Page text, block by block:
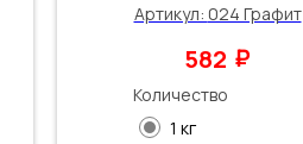
Артикул: 024 Графит
582 ₽
Количество
1 кг